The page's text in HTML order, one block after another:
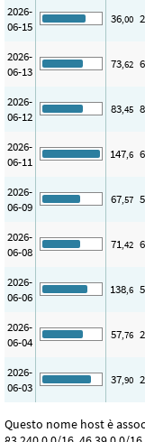
2026-
06-15
36,00
2026-
06-13
73,62
2026-
06-12
83,45
2026-
06-11
147,6
2026-
06-09
67,57
2026-
06-08
71,42
2026-
06-06
138,6
2026-
06-04
57,76
2026-
06-03
37,90
Questo nome host è